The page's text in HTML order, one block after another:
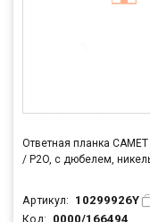
Ответная планка САМЕТ
/ P2O, с дюбелем,
Артикул: 10299926Y
Код: 0000/166494